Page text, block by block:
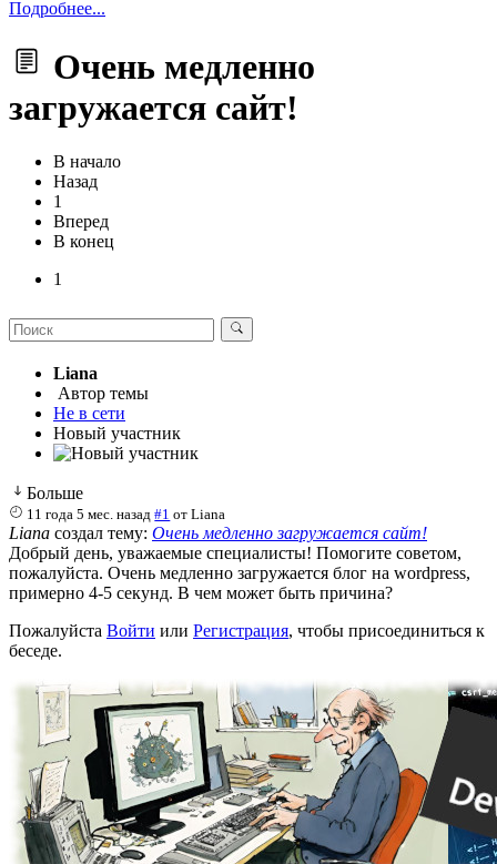
Подробнее...
Очень медленно
загружается сайт!
В начало
Назад
1
Вперед
В конец
1
Liana
Автор темы
Не в сети
Новый участник
Больше
11 года 5 мес. назад #1 отLiana
Liana создал тему: Очень медленно загружается сайт!
Добрый день, уважаемые специалисты! Помогите советом,
пожалуйста. Очень медленно загружается блог на wordpress,
примерно 4-5 секунд. В чем может быть причина?
Пожалуйста Войти или Регистрация, чтобы присоединиться к
беседе.